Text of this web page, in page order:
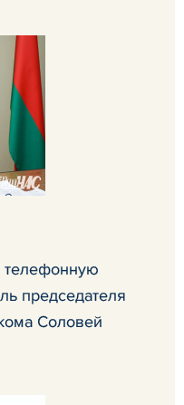
телефонную
председателя
Соловей